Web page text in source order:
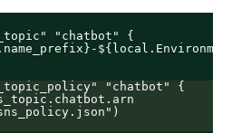
"chatbot" {
"chatbot" {